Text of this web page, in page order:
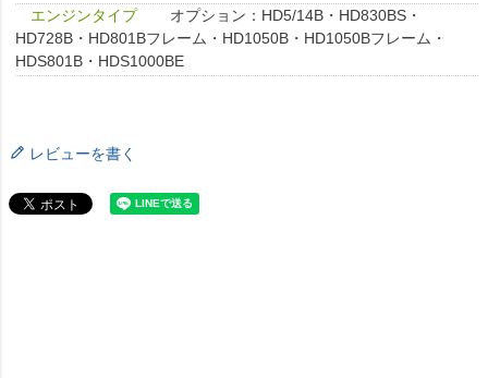
エンジンタイプ
オプション：HD5/14B・HD830BS・
HD728B・HD801Bフレーム・HD1050B・HD1050Bフレーム・
HDS801B・HDS1000BE
レビューを書く